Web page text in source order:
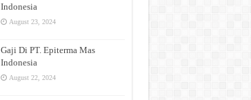
Indonesia
August 23, 2024
Gaji Di PT. Epiterma Mas
Indonesia
August 22, 2024